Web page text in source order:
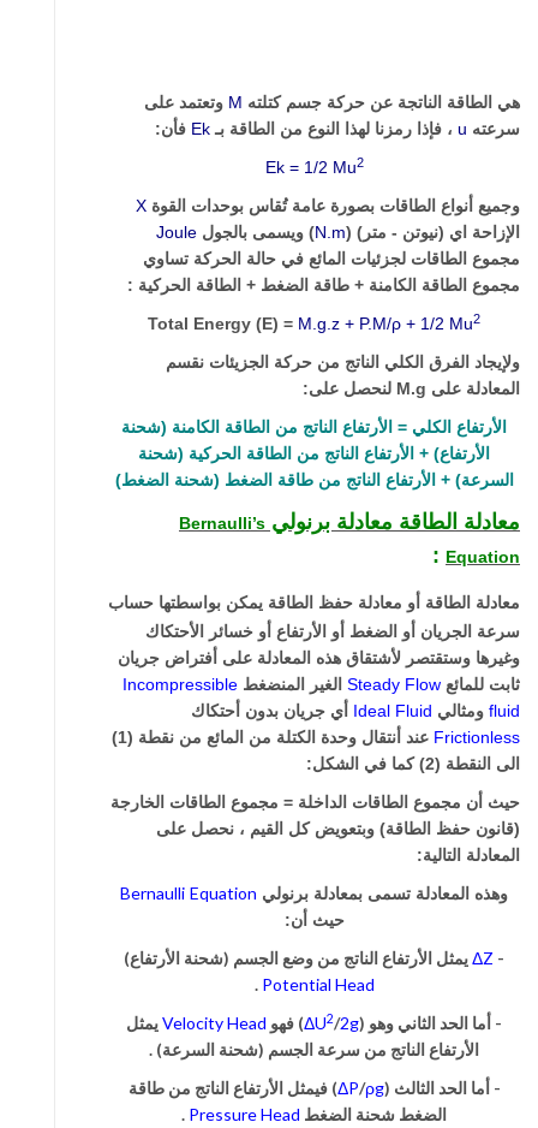
هي الطاقة الناتجة عن حركة جسم كتلته M وتعتمد على
سرعته u ، فإذا رمزنا لهذا النوع من الطاقة بـ Ek فأن:
Ek = 1/2 Mu2
وجميع أنواع الطاقات بصورة عامة تُقاس بوحدات القوة X
الإزاحة اي (نيوتن - متر) (N.m) ويسمى بالجول Joule
مجموع الطاقات لجزئيات المائع في حالة الحركة تساوي
مجموع الطاقة الكامنة + طاقة الضغط + الطاقة الحركية :
Total Energy (E) = M.g.z + P.M/ρ + 1/2 Mu2
ولإيجاد الفرق الكلي الناتج من حركة الجزيئات نقسم
المعادلة على M.g لنحصل على:
الأرتفاع الكلي = الأرتفاع الناتج من الطاقة الكامنة (شحنة
الأرتفاع) + الأرتفاع الناتج من الطاقة الحركية (شحنة
السرعة) + الأرتفاع الناتج من طاقة الضغط (شحنة الضغط)
معادلة الطاقة معادلة برنولي Bernaulli’s
Equation
:
معادلة الطاقة أو معادلة حفظ الطاقة يمكن بواسطتها حساب
سرعة الجريان أو الضغط أو الأرتفاع أو خسائر الأحتكاك
وغيرها وستقتصر لأشتقاق هذه المعادلة على أفتراض جريان
ثابت للمائع
Steady Flow الغير المنضغط Incompressible
fluid ومثالي Ideal Fluid
أي جريان بدون أحتكاك
Frictionless
عند أنتقال وحدة الكتلة من المائع من نقطة (1)
الى النقطة (2) كما في الشكل:
حيث أن مجموع الطاقات الداخلة = مجموع الطاقات الخارجة
(قانون حفظ الطاقة) وبتعويض كل القيم ، نحصل على
المعادلة التالية:
وهذه المعادلة تسمى بمعادلة برنولي
Bernaulli Equation
حيث أن:
-
ΔZيمثل الأرتفاع الناتج من وضع الجسم (شحنة الأرتفاع)
Potential Head
.
- أما الحد الثاني وهو (
ΔU2/2g ) فهو VelocityHead
يمثل
الأرتفاع الناتج من سرعة الجسم (شحنة السرعة) .
- أما الحد الثالث (
ΔP/ρg
) فيمثل الأرتفاع الناتج من طاقة
الضغط شحنة الضغط
PressureHead
.